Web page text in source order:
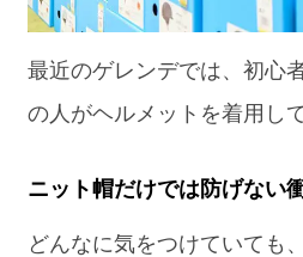
最近のゲレンデでは、初心
の人がヘルメットを着用し
ニット帽だけでは防げない
どんなに気をつけていても